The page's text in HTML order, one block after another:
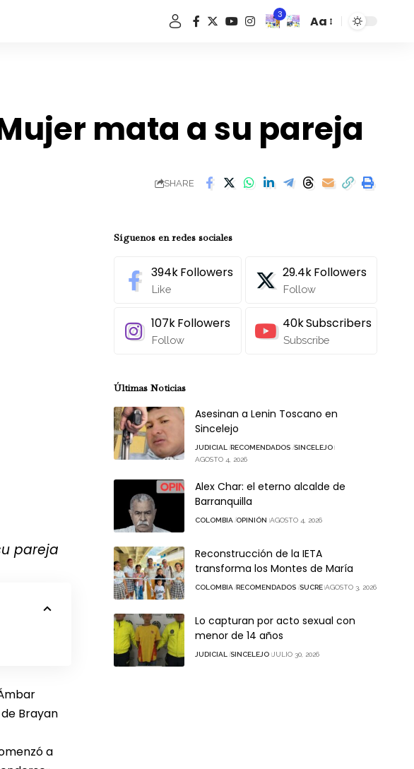
3
Font
Aa
mata a su pareja
SHARE
pareja
Brayan
a
Síguenos en redes sociales
394kFollowers
Like
29.4kFollowers
Follow
107kFollowers
Follow
40kSubscribers
Subscribe
Últimas Noticias
Asesinan a Lenin Toscano en
Sincelejo
JUDICIAL RECOMENDADOS SINCELEJO
AGOSTO 4, 2026
Alex Char: el eterno alcalde de
Barranquilla
COLOMBIA OPINIÓN AGOSTO 4, 2026
Reconstrucción de la IETA
transforma los Montes de María
COLOMBIA RECOMENDADOS SUCRE AGOSTO 3, 2026
Lo capturan por acto sexual con
menor de 14 años
JUDICIAL SINCELEJO JULIO 30, 2026